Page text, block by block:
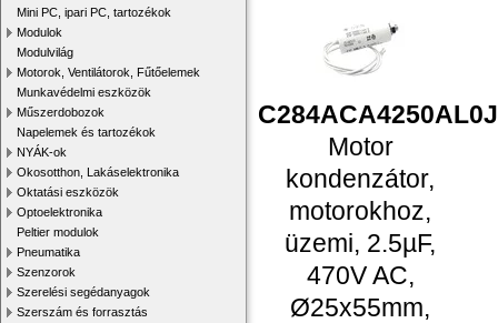
Mini PC, ipari PC, tartozékok
Modulok
Modulvilág
Motorok, Ventilátorok, Fűtőelemek
Munkavédelmi eszközök
Műszerdobozok
Napelemek és tartozékok
NYÁK-ok
Okosotthon, Lakáselektronika
Oktatási eszközök
Optoelektronika
Peltier modulok
Pneumatika
Szenzorok
Szerelési segédanyagok
Szerszám és forrasztás
C284ACA4250AL0J
Motor
kondenzátor,
motorokhoz,
üzemi, 2.5µF,
470V AC,
Ø25x55mm,